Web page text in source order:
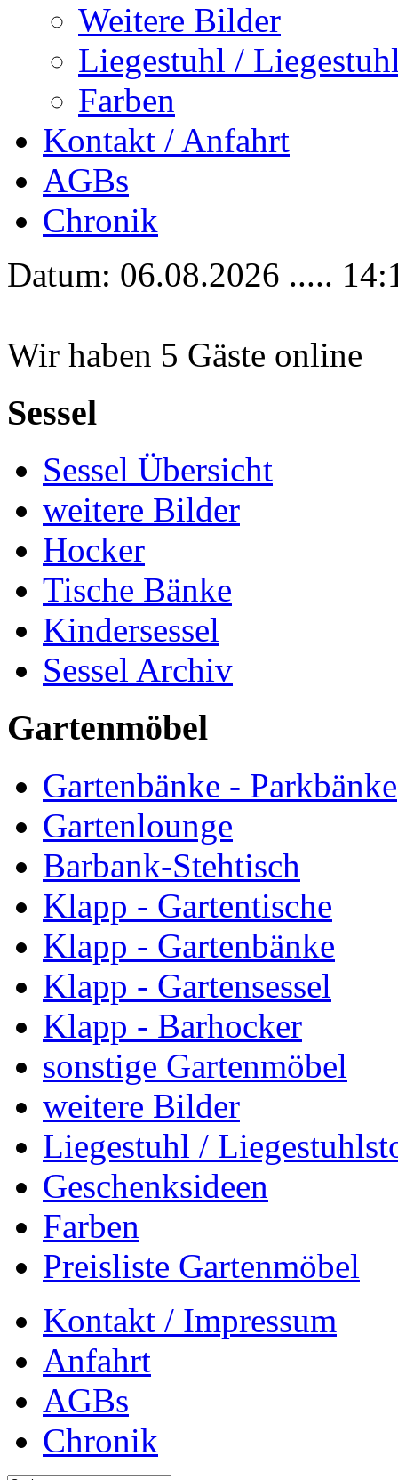
Weitere Bilder
Liegestuhl /
Farben
Kontakt / Anfahrt
AGBs
Chronik
Datum: 06.08.2026 .....
Wir haben 5 Gäste online
Sessel
Sessel Übersicht
weitere Bilder
Hocker
Tische Bänke
Kindersessel
Sessel Archiv
Gartenmöbel
Gartenbänke - Parkbänke
Gartenlounge
Barbank-Stehtisch
Klapp - Gartentische
Klapp - Gartenbänke
Klapp - Gartensessel
Klapp - Barhocker
sonstige Gartenmöbel
weitere Bilder
Liegestuhl /
Geschenksideen
Farben
Preisliste Gartenmöbel
Kontakt / Impressum
Anfahrt
AGBs
Chronik